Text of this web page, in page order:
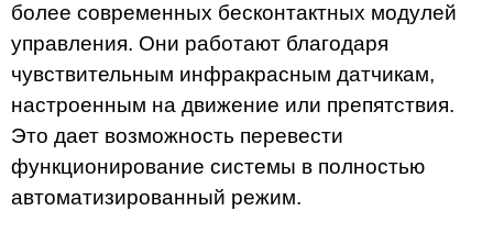
более современных бесконтактных модулей
управления. Они работают благодаря
чувствительным инфракрасным датчикам,
настроенным на движение или препятствия.
Это дает возможность перевести
функционирование системы в полностью
автоматизированный режим.